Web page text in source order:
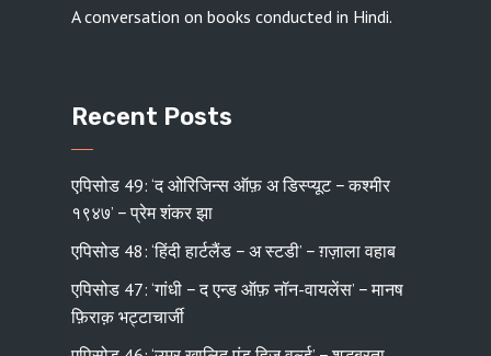
A conversation on books conducted in Hindi.
Recent Posts
एपिसोड 49: ‘द ओरिजिन्स ऑफ़ अ डिस्प्यूट − कश्मीर
१९४७’ − प्रेम शंकर झा
एपिसोड 48: ‘हिंदी हार्टलैंड − अ स्टडी’ − ग़ज़ाला वहाब
एपिसोड 47: ‘गांधी − द एन्ड ऑफ़ नॉन-वायलेंस’ − मानष
फ़िराक़ भट्टाचार्जी